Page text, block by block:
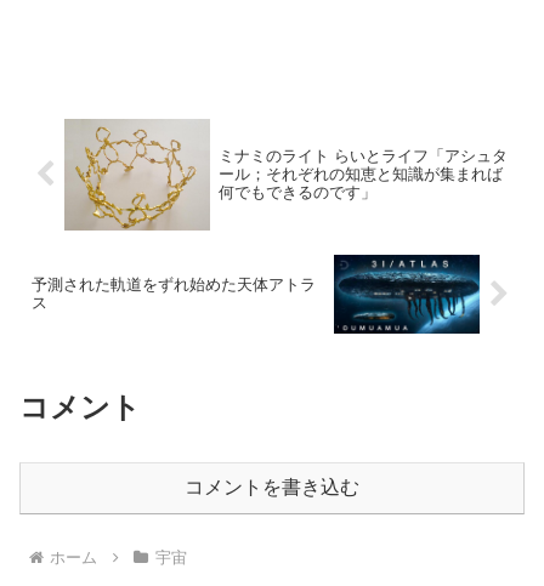
ミナミのライト らいとライフ「アシュタ
ール；それぞれの知恵と知識が集まれば
何でもできるのです」
予測された軌道をずれ始めた天体アトラ
ス
コメント
コメントを書き込む
ホーム 宇宙